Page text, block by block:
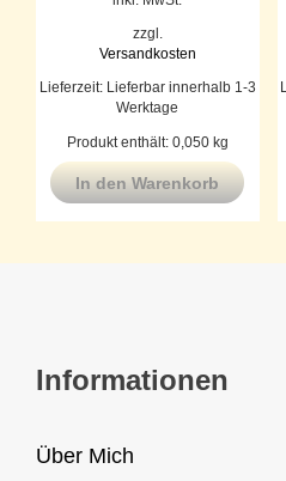
zzgl.
Versandkosten
Lieferzeit:
Lieferbar innerhalb 1-3
Werktage
Produkt enthält: 0,050 kg
In den Warenkorb
Informationen
Über Mich